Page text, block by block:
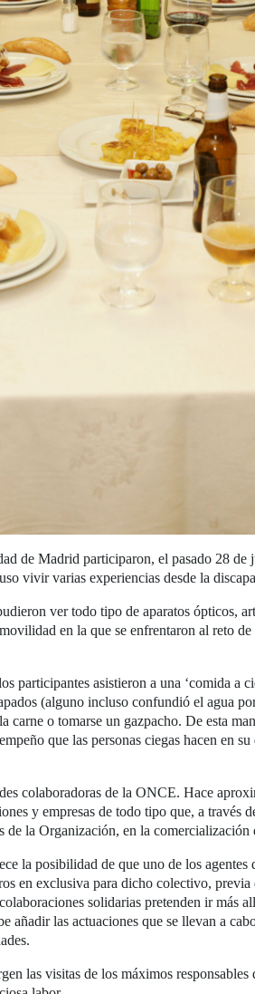
de Madrid participaron, el pasado 28
vivir varias experiencias desde la
ver todo tipo de aparatos ópticos,
en la que se enfrentaron al reto
participantes asistieron a una ‘comida a
(alguno incluso confundió el agua
carne o tomarse un gazpacho. De esta
que las personas ciegas hacen en
colaboradoras de la ONCE. Hace
y empresas de todo tipo que, a
de la Organización, en la
la posibilidad de que uno de los
en exclusiva para dicho colectivo,
solidarias pretenden ir más
añadir las actuaciones que se llevan a
las visitas de los máximos